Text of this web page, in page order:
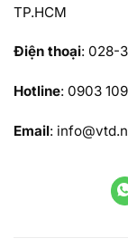
TP.HCM
Điện thoại: 028-
Hotline: 0903
Email: